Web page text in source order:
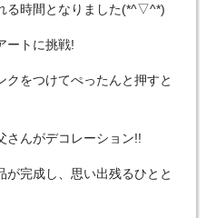
る時間となりました(*^▽^*)
ートに挑戦!
をつけてぺったんと押すと
さんがデコレーション!!
が完成し、思い出残るひとと